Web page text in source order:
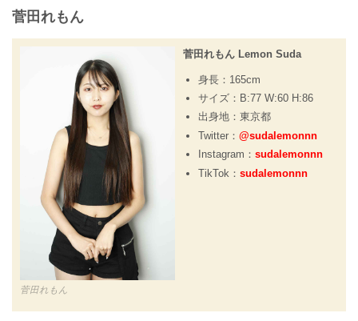
菅田れもん
菅田れもん
菅田れもん Lemon Suda
身長：165cm
サイズ：B:77 W:60 H:86
出身地：東京都
Twitter： @sudalemonnn
Instagram： sudalemonnn
TikTok： sudalemonnn